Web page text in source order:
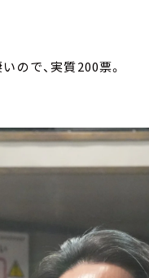
ので、実質200票。